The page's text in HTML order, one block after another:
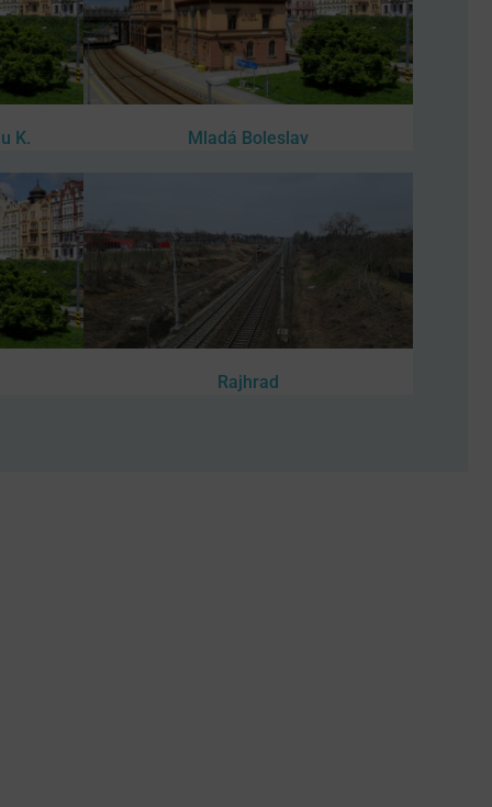
K. Mladá Boleslav
Rajhrad